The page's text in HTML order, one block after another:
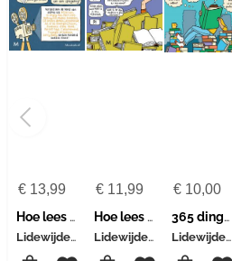
€13,99
Hoe lees ik een film?
Lidewijde Paris
€11,99
Hoe lees ik korte verhalen?
Lidewijde Paris
€ 10,00
365 dingen die je als boekenlezer wilt weten
Lidewijde Paris